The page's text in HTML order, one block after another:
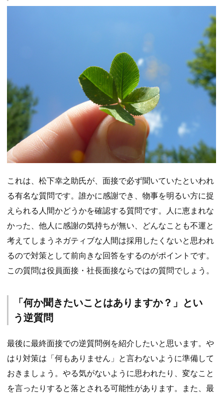
これは、松下幸之助氏が、面接で必ず聞いていたといわれ
る有名な質問です。誰かに感謝でき、物事を明るい方に捉
えられる人間かどうかを確認する質問です。人に恵まれな
かった、他人に感謝の気持ちが無い、どんなことも不運と
考えてしまうネガティブな人間は採用したくないと思われ
るので対策として前向きな回答をするのがポイントです。
この質問は役員面接・社長面接ならではの質問でしょう。
「何か聞きたいことはありますか？」とい
う逆質問
最後に最終面接での逆質問例を紹介したいと思います。や
はり対策は「何もありません」と言わないように準備して
おきましょう。やる気がないように思われたり、変なこと
を言ったりすると落とされる可能性があります。また、最